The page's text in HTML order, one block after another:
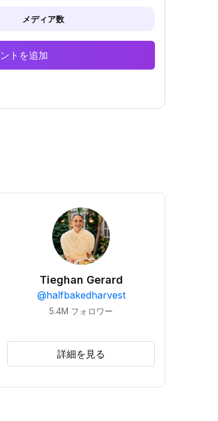
メディア数
トを追加
Tieghan Gerard
@halfbakedharvest
5.4M フォロワー
詳細を見る